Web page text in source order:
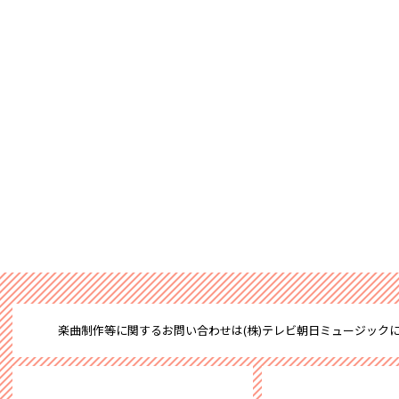
楽曲制作等に関するお問い合わせは(株)テレビ朝日ミュージック